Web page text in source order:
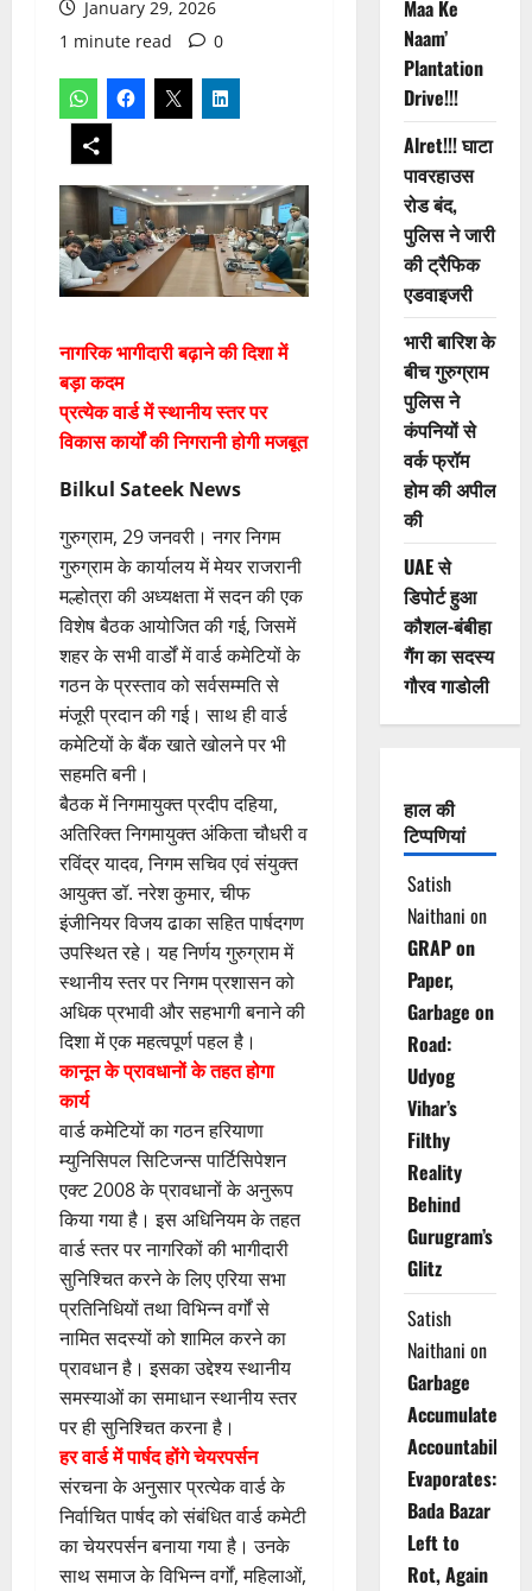
January 29, 2026
1 minute read
0
नागरिक भागीदारी बढ़ाने की दिशा में
बड़ा कदम
प्रत्येक वार्ड में स्थानीय स्तर पर
विकास कार्यों की निगरानी होगी मजबूत
Bilkul Sateek News
गुरुग्राम, 29 जनवरी। नगर निगम
गुरुग्राम के कार्यालय में मेयर राजरानी
मल्होत्रा की अध्यक्षता में सदन की एक
विशेष बैठक आयोजित की गई, जिसमें
शहर के सभी वार्डों में वार्ड कमेटियों के
गठन के प्रस्ताव को सर्वसम्मति से
मंजूरी प्रदान की गई। साथ ही वार्ड
कमेटियों के बैंक खाते खोलने पर भी
सहमति बनी।
बैठक में निगमायुक्त प्रदीप दहिया,
अतिरिक्त निगमायुक्त अंकिता चौधरी व
रविंद्र यादव, निगम सचिव एवं संयुक्त
आयुक्त डॉ. नरेश कुमार, चीफ
इंजीनियर विजय ढाका सहित पार्षदगण
उपस्थित रहे। यह निर्णय गुरुग्राम में
स्थानीय स्तर पर निगम प्रशासन को
अधिक प्रभावी और सहभागी बनाने की
दिशा में एक महत्वपूर्ण पहल है।
कानून के प्रावधानों के तहत होगा
कार्य
वार्ड कमेटियों का गठन हरियाणा
म्युनिसिपल सिटिजन्स पार्टिसिपेशन
एक्ट 2008 के प्रावधानों के अनुरूप
किया गया है। इस अधिनियम के तहत
वार्ड स्तर पर नागरिकों की भागीदारी
सुनिश्चित करने के लिए एरिया सभा
प्रतिनिधियों तथा विभिन्न वर्गों से
नामित सदस्यों को शामिल करने का
प्रावधान है। इसका उद्देश्य स्थानीय
समस्याओं का समाधान स्थानीय स्तर
पर ही सुनिश्चित करना है।
हर वार्ड में पार्षद होंगे चेयरपर्सन
संरचना के अनुसार प्रत्येक वार्ड के
निर्वाचित पार्षद को संबंधित वार्ड कमेटी
का चेयरपर्सन बनाया गया है। उनके
साथ समाज के विभिन्न वर्गों, महिलाओं,
Maa Ke
Naam’
Plantation
Drive!!!
Alret!!! घाटा
पावरहाउस
रोड बंद,
पुलिस ने जारी
की ट्रैफिक
एडवाइजरी
भारी बारिश के
बीच गुरुग्राम
पुलिस ने
कंपनियों से
वर्क फ्रॉम
होम की अपील
की
UAE से
डिपोर्ट हुआ
कौशल-बंबीहा
गैंग का सदस्य
गौरव गाडोली
हाल की
टिप्पणियां
Satish
Naithani on
GRAP on
Paper,
Garbage on
Road:
Udyog
Vihar’s
Filthy
Reality
Behind
Gurugram’s
Glitz
Satish
Naithani on
Garbage
Accumulates,
Accountability
Evaporates:
Bada Bazar
Left to
Rot, Again